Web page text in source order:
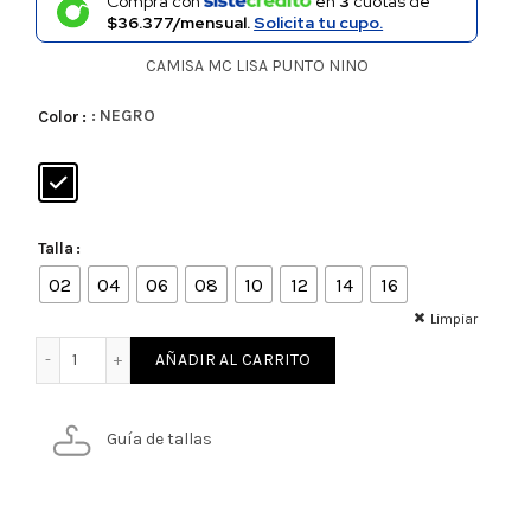
$36.377/mensual.Solicita tu cupo.
CAMISA MC LISA PUNTO NINO
Color : NEGRO
Talla
02 04 06 08 10 12 14 16
Limpiar
CAMISA MC LISA PUNTO NINO cantidad
AÑADIR AL CARRITO
Guía de tallas